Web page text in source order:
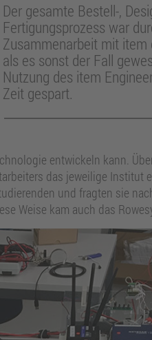
Der gesamte Bestell-,
Fertigungsprozess war
Zusammenarbeit mit item
als es sonst der Fall
Nutzung des item
Zeit gespart.
entwickeln kann.
das jeweilige Institut
und fragten sie
Weise kam auch das